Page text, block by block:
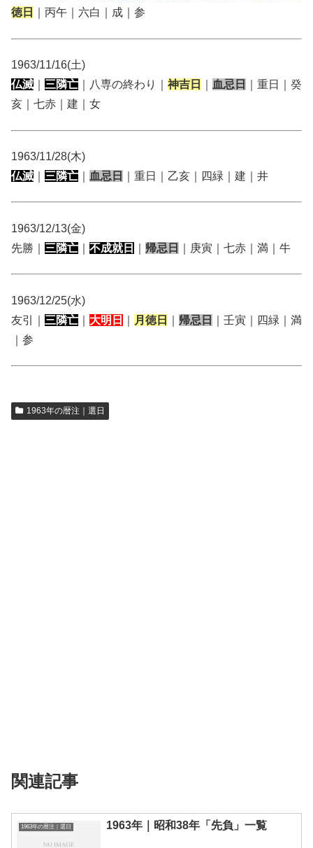
徳日
｜丙午｜六白｜成｜参
1963/11/16(土)
仏滅
三隣亡 ｜八専の終わり｜ 神吉日 血忌日
｜重日｜癸
亥｜七赤｜建｜女
1963/11/28(木)
仏滅
三隣亡 血忌日 ｜重日｜乙亥｜四緑｜建｜井
1963/12/13(金)
先勝｜ 三隣亡 不成就日 帰忌日 ｜庚寅｜七赤｜満｜牛
1963/12/25(水)
友引｜ 三隣亡 大明日 月徳日 帰忌日
｜壬寅｜四緑｜満
｜参
1963年の暦注｜選日
関連記事
1963年の暦注｜選日 1963年｜昭和38年「先負」一覧